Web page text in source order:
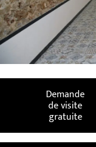
Demande
de visite
gratuite